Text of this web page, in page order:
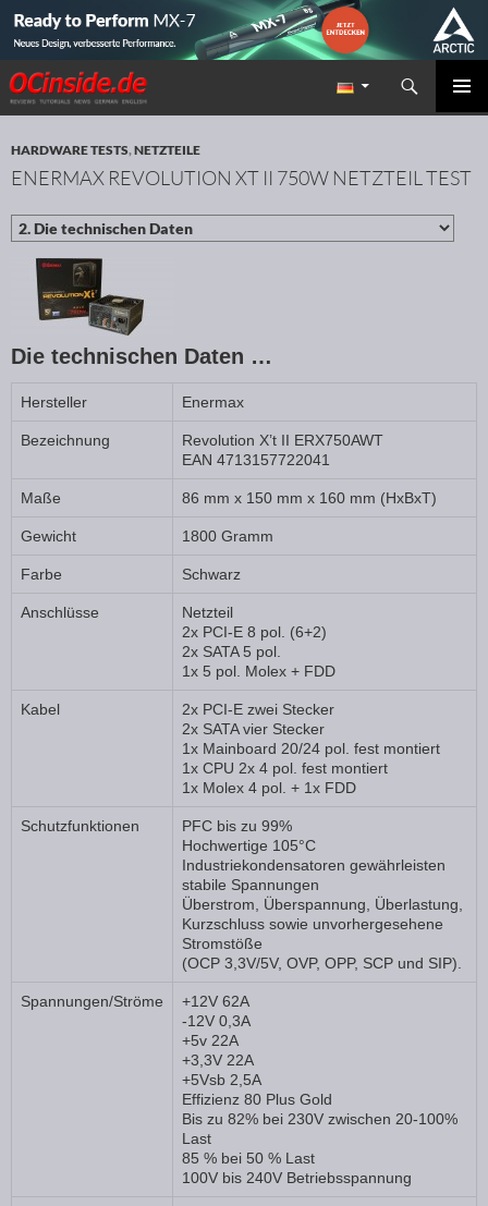
Redaktion ocinside.de PC Hardware Portal
Suchen
ZUM INHALT SPRINGEN
HARDWARE TESTS,NETZTEILE
ENERMAX REVOLUTION XT II 750W NETZTEIL TEST
Die technischen Daten …
Hersteller Enermax
Bezeichnung
Revolution X’t II ERX750AWT
EAN 4713157722041
Maße 86 mm x 150 mm x 160 mm (HxBxT)
Gewicht 1800 Gramm
Farbe Schwarz
Anschlüsse
Netzteil
2x PCI-E 8 pol. (6+2)
2x SATA 5 pol.
1x 5 pol. Molex + FDD
Kabel
2x PCI-E zwei Stecker
2x SATA vier Stecker
1x Mainboard 20/24 pol. fest montiert
1x CPU 2x 4 pol. fest montiert
1x Molex 4 pol. + 1x FDD
Schutzfunktionen
PFC bis zu 99%
Hochwertige 105°C
Industriekondensatoren gewährleisten
stabile Spannungen
Überstrom, Überspannung, Überlastung,
Kurzschluss sowie unvorhergesehene
Stromstöße
(OCP 3,3V/5V, OVP, OPP, SCP und SIP).
Spannungen/Ströme
+12V 62A
-12V 0,3A
+5v 22A
+3,3V 22A
+5Vsb 2,5A
Effizienz 80 Plus Gold
Bis zu 82% bei 230V zwischen 20-100%
Last
85 % bei 50 % Last
100V bis 240V Betriebsspannung